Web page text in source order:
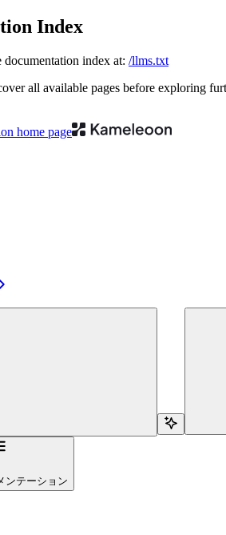
Index
documentation index at: /llms.txt
all available pages before exploring
home page
ンテーション